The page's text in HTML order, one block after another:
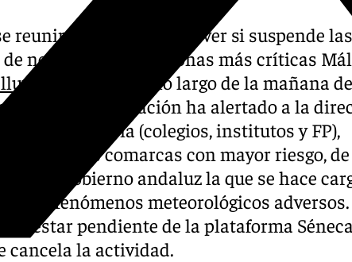
reunirá esta tarde para ver si suspende las
de noviembre en las zonas más críticas
extremas
. A lo largo de la mañana
de Educación ha alertado a la
de la provincia (colegios, institutos y FP),
están en las comarcas con mayor riesgo,
del Gobierno andaluz la que se hace
de fenómenos meteorológicos adversos.
estar pendiente de la plataforma Séneca
cancela la actividad.